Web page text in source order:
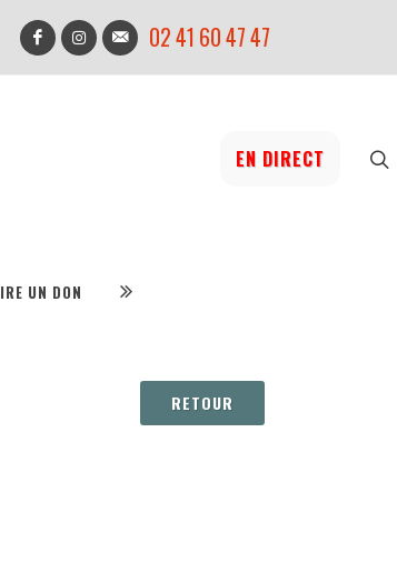
02 41 60 47 47
EN DIRECT
UN DON
RETOUR